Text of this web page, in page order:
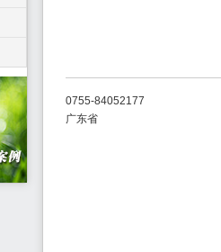
0755-84052177
广东省